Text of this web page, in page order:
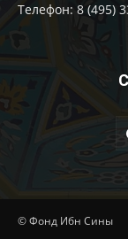
Телефон: 8 (495)
© Фонд Ибн Сины